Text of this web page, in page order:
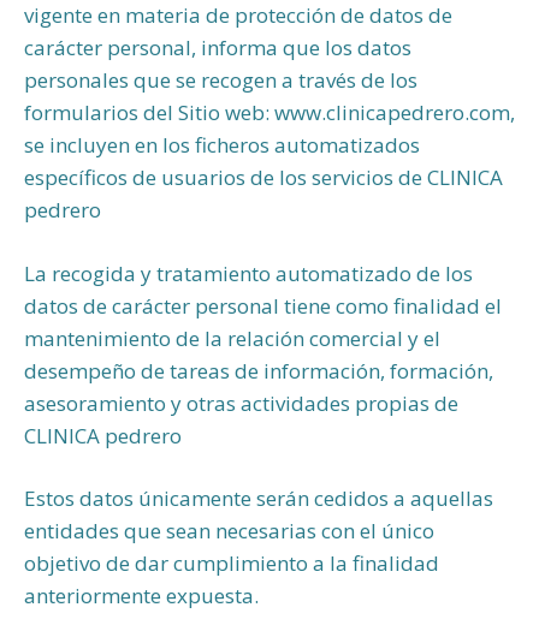
vigente en materia de protección de datos de
carácter personal, informa que los datos
personales que se recogen a través de los
formularios del Sitio web: www.clinicapedrero.com,
se incluyen en los ficheros automatizados
específicos de usuarios de los servicios de CLINICA
pedrero
La recogida y tratamiento automatizado de los
datos de carácter personal tiene como finalidad el
mantenimiento de la relación comercial y el
desempeño de tareas de información, formación,
asesoramiento y otras actividades propias de
CLINICA pedrero
Estos datos únicamente serán cedidos a aquellas
entidades que sean necesarias con el único
objetivo de dar cumplimiento a la finalidad
anteriormente expuesta.